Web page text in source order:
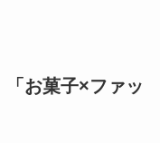
お菓子×ファッ